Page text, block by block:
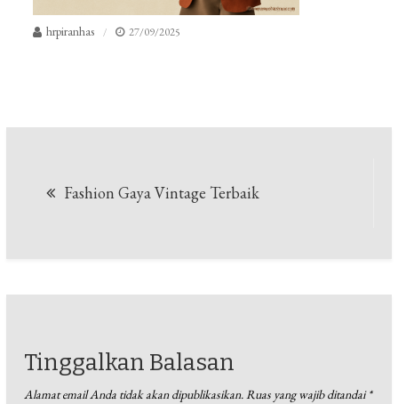
hrpiranhas 27/09/2025
Fashion Gaya Vintage Terbaik
Tinggalkan Balasan
Alamat email Anda tidak akan dipublikasikan.Ruas yang wajib ditandai*